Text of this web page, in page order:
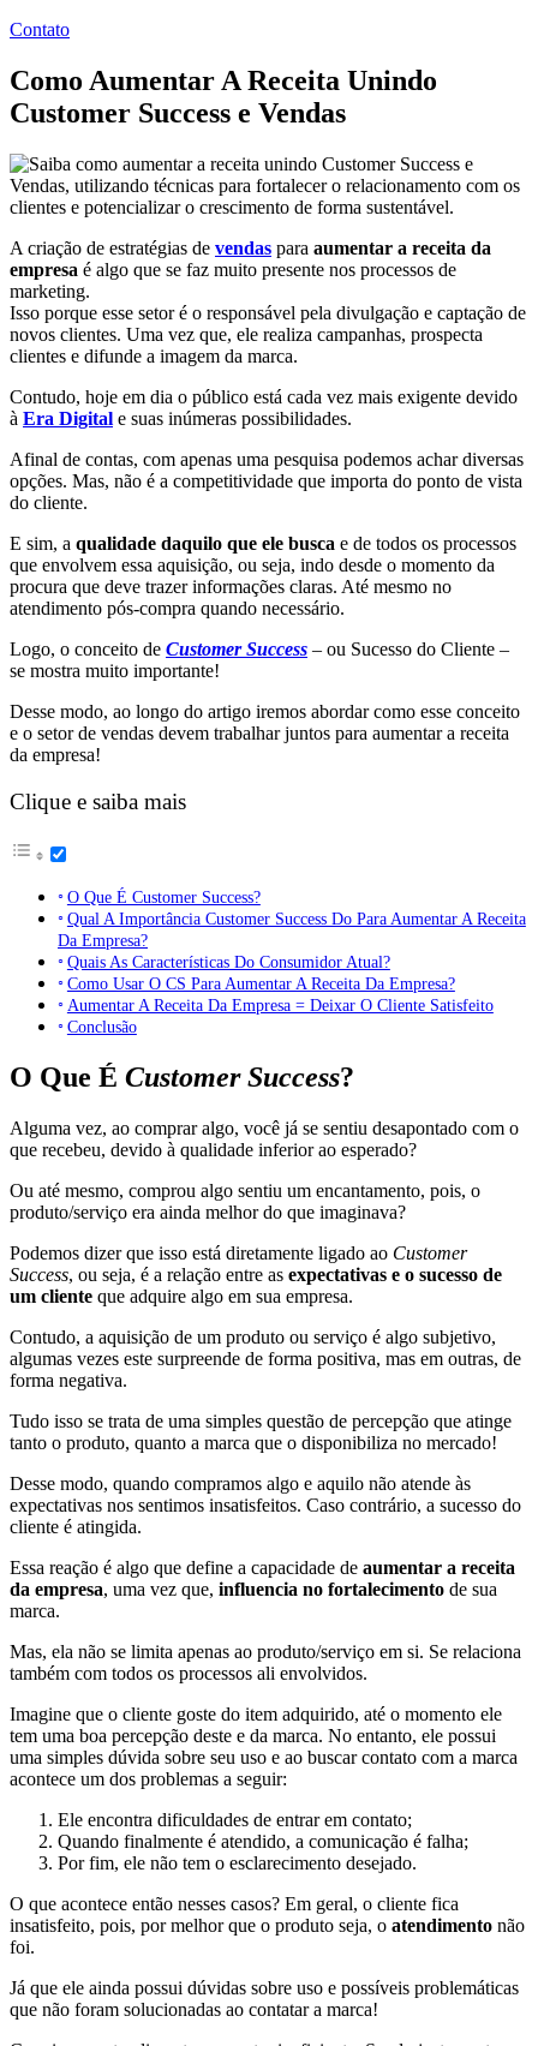
Contato
Como Aumentar A Receita Unindo
Customer Success e Vendas
A criação de estratégias de vendas para aumentar a receita da
empresa é algo que se faz muito presente nos processos de
marketing.
Isso porque esse setor é o responsável pela divulgação e captação de
novos clientes. Uma vez que, ele realiza campanhas, prospecta
clientes e difunde a imagem da marca.
Contudo, hoje em dia o público está cada vez mais exigente devido
à Era Digital e suas inúmeras possibilidades.
Afinal de contas, com apenas uma pesquisa podemos achar diversas
opções. Mas, não é a competitividade que importa do ponto de vista
do cliente.
E sim, a qualidade daquilo que ele busca e de todos os processos
que envolvem essa aquisição, ou seja, indo desde o momento da
procura que deve trazer informações claras. Até mesmo no
atendimento pós-compra quando necessário.
Logo, o conceito de Customer Success – ou Sucesso do Cliente –
se mostra muito importante!
Desse modo, ao longo do artigo iremos abordar como esse conceito
e o setor de vendas devem trabalhar juntos para aumentar a receita
da empresa!
Clique e saiba mais
O Que É Customer Success?
Qual A Importância Customer Success Do Para Aumentar A Receita
Da Empresa?
Quais As Características Do Consumidor Atual?
Como Usar O CS Para Aumentar A Receita Da Empresa?
Aumentar A Receita Da Empresa = Deixar O Cliente Satisfeito
Conclusão
O Que É Customer Success?
Alguma vez, ao comprar algo, você já se sentiu desapontado com o
que recebeu, devido à qualidade inferior ao esperado?
Ou até mesmo, comprou algo sentiu um encantamento, pois, o
produto/serviço era ainda melhor do que imaginava?
Podemos dizer que isso está diretamente ligado ao Customer
Success, ou seja, é a relação entre as expectativas e o sucesso de
um cliente que adquire algo em sua empresa.
Contudo, a aquisição de um produto ou serviço é algo subjetivo,
algumas vezes este surpreende de forma positiva, mas em outras, de
forma negativa.
Tudo isso se trata de uma simples questão de percepção que atinge
tanto o produto, quanto a marca que o disponibiliza no mercado!
Desse modo, quando compramos algo e aquilo não atende às
expectativas nos sentimos insatisfeitos. Caso contrário, a sucesso do
cliente é atingida.
Essa reação é algo que define a capacidade de aumentar a receita
da empresa, uma vez que, influencia no fortalecimento de sua
marca.
Mas, ela não se limita apenas ao produto/serviço em si. Se relaciona
também com todos os processos ali envolvidos.
Imagine que o cliente goste do item adquirido, até o momento ele
tem uma boa percepção deste e da marca. No entanto, ele possui
uma simples dúvida sobre seu uso e ao buscar contato com a marca
acontece um dos problemas a seguir:
Ele encontra dificuldades de entrar em contato;
Quando finalmente é atendido, a comunicação é falha;
Por fim, ele não tem o esclarecimento desejado.
O que acontece então nesses casos? Em geral, o cliente fica
insatisfeito, pois, por melhor que o produto seja, o atendimento não
foi.
Já que ele ainda possui dúvidas sobre uso e possíveis problemáticas
que não foram solucionadas ao contatar a marca!